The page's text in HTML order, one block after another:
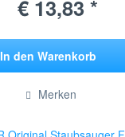
€ 13,83 *
In den Warenkorb
Hinzugefügt
Merken